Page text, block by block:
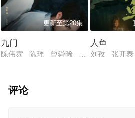
更新至第20集
九门
陈伟霆 陈瑶 曾舜晞 王茂蕾 王奕
人鱼
刘孜 张开
评论